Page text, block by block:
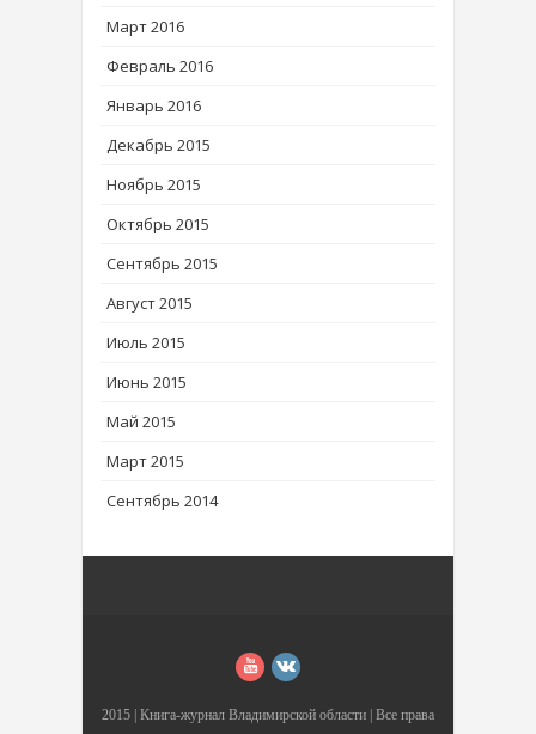
Март 2016
Февраль 2016
Январь 2016
Декабрь 2015
Ноябрь 2015
Октябрь 2015
Сентябрь 2015
Август 2015
Июль 2015
Июнь 2015
Май 2015
Март 2015
Сентябрь 2014
2015 | Книга-журнал Владимирской области | Все права